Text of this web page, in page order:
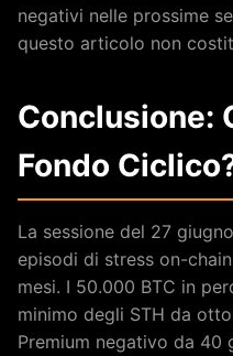
negativi nelle prossime
questo articolo non
Conclusione:
Fondo
La sessione del 27
episodi di stress on-
mesi. I 50.000 BTC in
minimo degli STH da
Premium negativo da 40